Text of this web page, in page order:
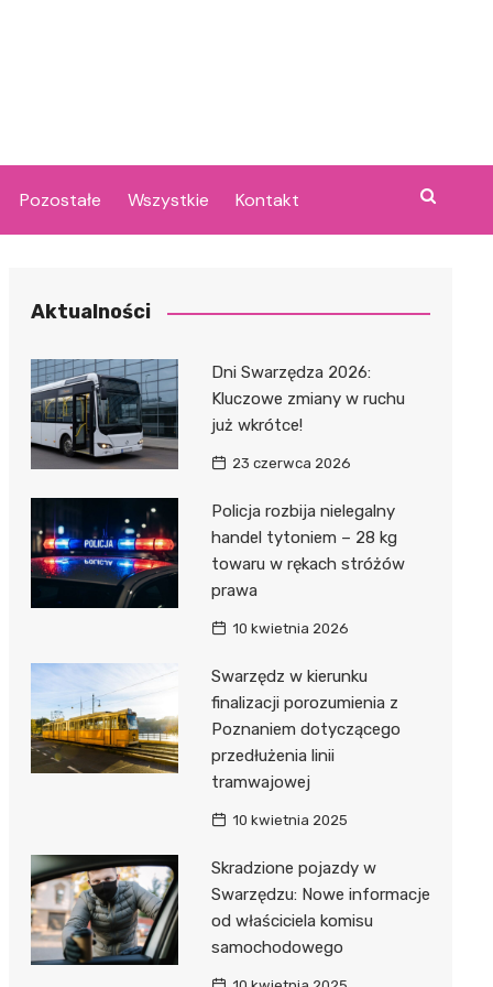
Pozostałe Wszystkie Kontakt
Aktualności
Dni Swarzędza 2026:
Kluczowe zmiany w ruchu
już wkrótce!
23 czerwca 2026
Policja rozbija nielegalny
handel tytoniem – 28 kg
towaru w rękach stróżów
prawa
10 kwietnia 2026
Swarzędz w kierunku
finalizacji porozumienia z
Poznaniem dotyczącego
przedłużenia linii
tramwajowej
10 kwietnia 2025
Skradzione pojazdy w
Swarzędzu: Nowe informacje
od właściciela komisu
samochodowego